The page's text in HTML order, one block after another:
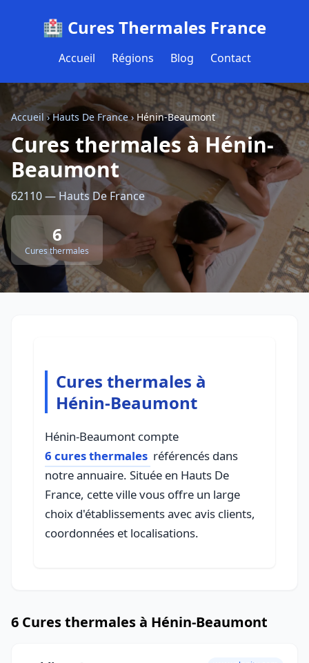
🏥 Cures Thermales France
Accueil Régions Blog Contact
Accueil ›Hauts De France›Hénin-Beaumont
Cures thermales à Hénin-
Beaumont
62110 — Hauts De France
6
Cures thermales
Cures thermales à
Hénin-Beaumont
Hénin-Beaumont compte
6 cures thermales référencés dans
notre annuaire. Située en Hauts De
France, cette ville vous offre un large
choix d'établissements avec avis clients,
coordonnées et localisations.
6 Cures thermales à Hénin-Beaumont